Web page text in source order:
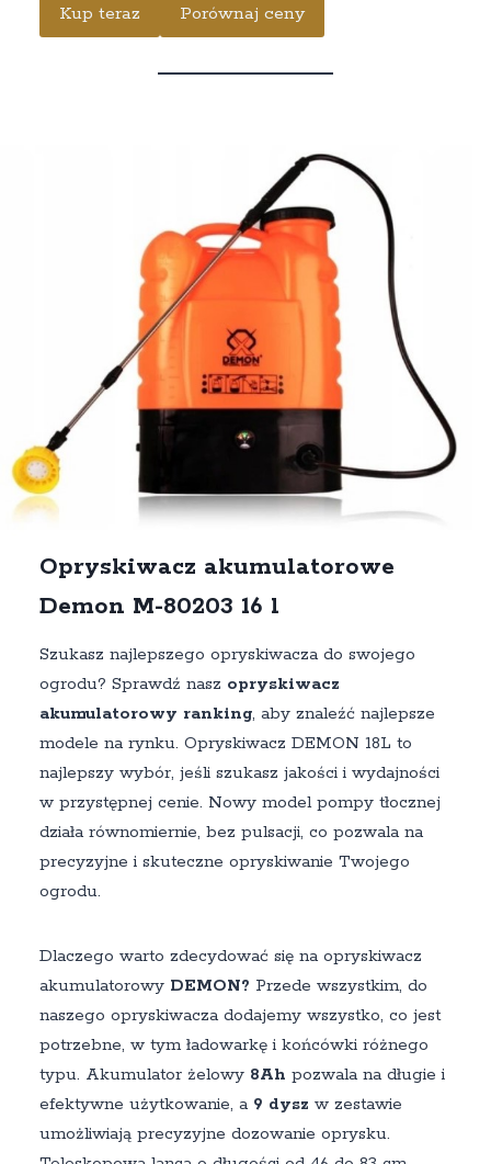
Kup teraz Porównaj ceny
Opryskiwacz akumulatorowe
Demon M-80203 16 l
Szukasz najlepszego opryskiwacza do swojego
ogrodu? Sprawdź nasz opryskiwacz
akumulatorowy ranking, aby znaleźć najlepsze
modele na rynku. Opryskiwacz DEMON 18L to
najlepszy wybór, jeśli szukasz jakości i wydajności
w przystępnej cenie. Nowy model pompy tłocznej
działa równomiernie, bez pulsacji, co pozwala na
precyzyjne i skuteczne opryskiwanie Twojego
ogrodu.
Dlaczego warto zdecydować się na opryskiwacz
akumulatorowy DEMON? Przede wszystkim, do
naszego opryskiwacza dodajemy wszystko, co jest
potrzebne, w tym ładowarkę i końcówki różnego
typu. Akumulator żelowy 8Ah pozwala na długie i
efektywne użytkowanie, a 9 dysz w zestawie
umożliwiają precyzyjne dozowanie oprysku.